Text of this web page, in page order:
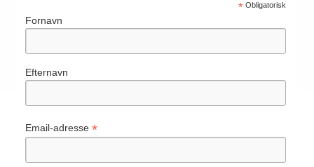
* Obligatorisk
Fornavn
Efternavn
Email-adresse *